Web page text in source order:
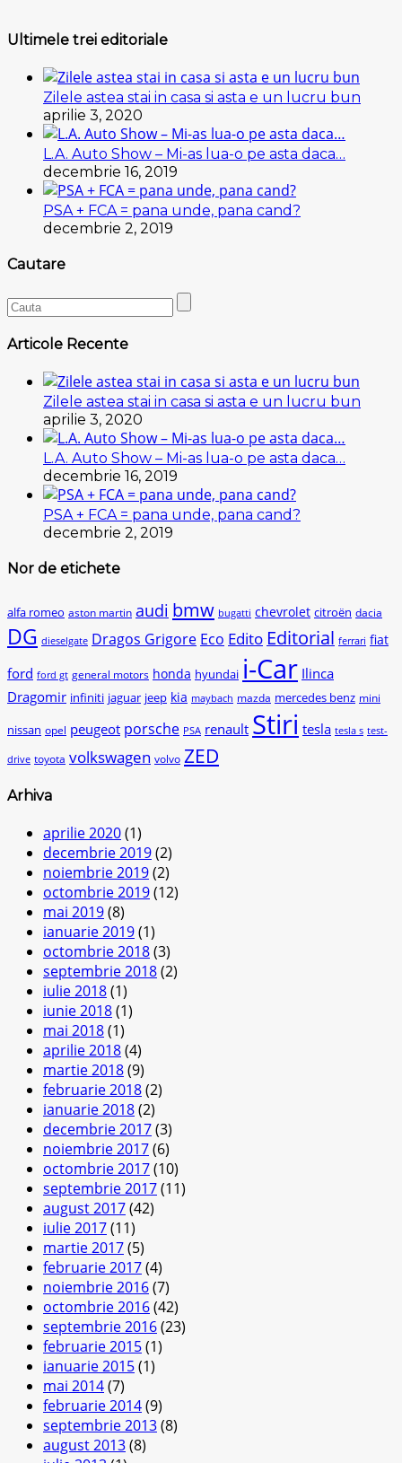
Ultimele trei editoriale
Zilele astea stai in casa si asta e un lucru bun
aprilie 3, 2020
L.A. Auto Show – Mi-as lua-o pe asta daca…
decembrie 16, 2019
PSA + FCA = pana unde, pana cand?
decembrie 2, 2019
Cautare
Articole Recente
Zilele astea stai in casa si asta e un lucru bun
aprilie 3, 2020
L.A. Auto Show – Mi-as lua-o pe asta daca…
decembrie 16, 2019
PSA + FCA = pana unde, pana cand?
decembrie 2, 2019
Nor de etichete
alfa romeo aston martin audi bmw bugatti chevrolet citroën dacia
DG dieselgate Dragos Grigore Eco Edito Editorial ferrari fiat
ford ford gt general motors honda hyundai i-Car Ilinca
Dragomir infiniti jaguar jeep kia maybach mazda mercedes benz mini
nissan opel peugeot porsche PSA renault Stiri tesla tesla s test-
drive toyota volkswagen volvo ZED
Arhiva
aprilie 2020(1)
decembrie 2019(2)
noiembrie 2019(2)
octombrie 2019(12)
mai 2019(8)
ianuarie 2019(1)
octombrie 2018(3)
septembrie 2018(2)
iulie 2018(1)
iunie 2018(1)
mai 2018(1)
aprilie 2018(4)
martie 2018(9)
februarie 2018(2)
ianuarie 2018(2)
decembrie 2017(3)
noiembrie 2017(6)
octombrie 2017(10)
septembrie 2017(11)
august 2017(42)
iulie 2017(11)
martie 2017(5)
februarie 2017(4)
noiembrie 2016(7)
octombrie 2016(42)
septembrie 2016(23)
februarie 2015(1)
ianuarie 2015(1)
mai 2014(7)
februarie 2014(9)
septembrie 2013(8)
august 2013(8)